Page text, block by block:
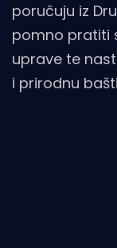
poručuju iz
pomno pratiti
uprave te
i prirodnu